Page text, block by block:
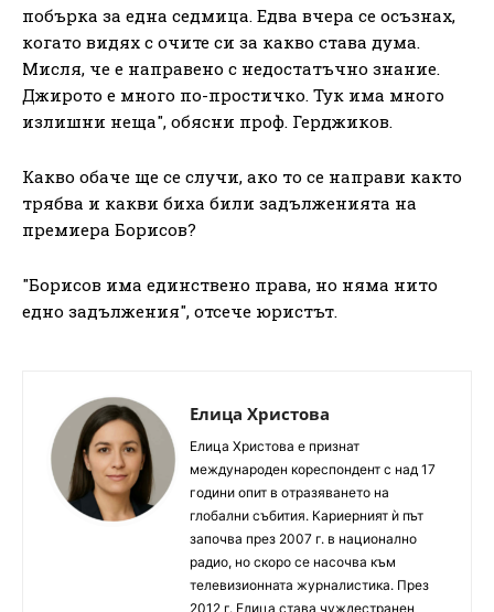
побърка за една седмица. Едва вчера се осъзнах,
когато видях с очите си за какво става дума.
Мисля, че е направено с недостатъчно знание.
Джирото е много по-простичко. Тук има много
излишни неща", обясни проф. Герджиков.
Какво обаче ще се случи, ако то се направи както
трябва и какви биха били задълженията на
премиера Борисов?
"Борисов има единствено права, но няма нито
едно задължения", отсече юристът.
Елица Христова
Елица Христова е признат
международен кореспондент с над 17
години опит в отразяването на
глобални събития. Кариерният ѝ път
започва през 2007 г. в национално
радио, но скоро се насочва към
телевизионната журналистика. През
2012 г. Елица става чуждестранен